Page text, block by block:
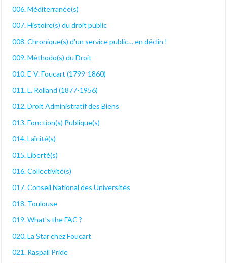
006. Méditerranée(s)
007. Histoire(s) du droit public
008. Chronique(s) d'un service public… en déclin !
009. Méthodo(s) du Droit
010. E-V. Foucart (1799-1860)
011. L. Rolland (1877-1956)
012. Droit Administratif des Biens
013. Fonction(s) Publique(s)
014. Laïcité(s)
015. Liberté(s)
016. Collectivité(s)
017. Conseil National des Universités
018. Toulouse
019. What's the FAC ?
020. La Star chez Foucart
021. Raspail Pride